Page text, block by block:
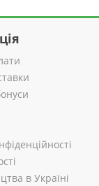
в Україні